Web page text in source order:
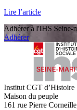
Lire l’article
Adhérer à l'IHS Seine-
Adhérer
Institut CGT d’Histoire
Maison du peuple
161 rue Pierre